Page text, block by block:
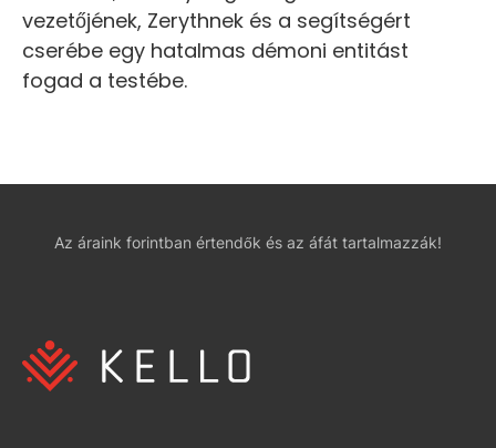
vezetőjének, Zerythnek és a segítségért
cserébe egy hatalmas démoni entitást
fogad a testébe.
Az áraink forintban értendők és az áfát tartalmazzák!